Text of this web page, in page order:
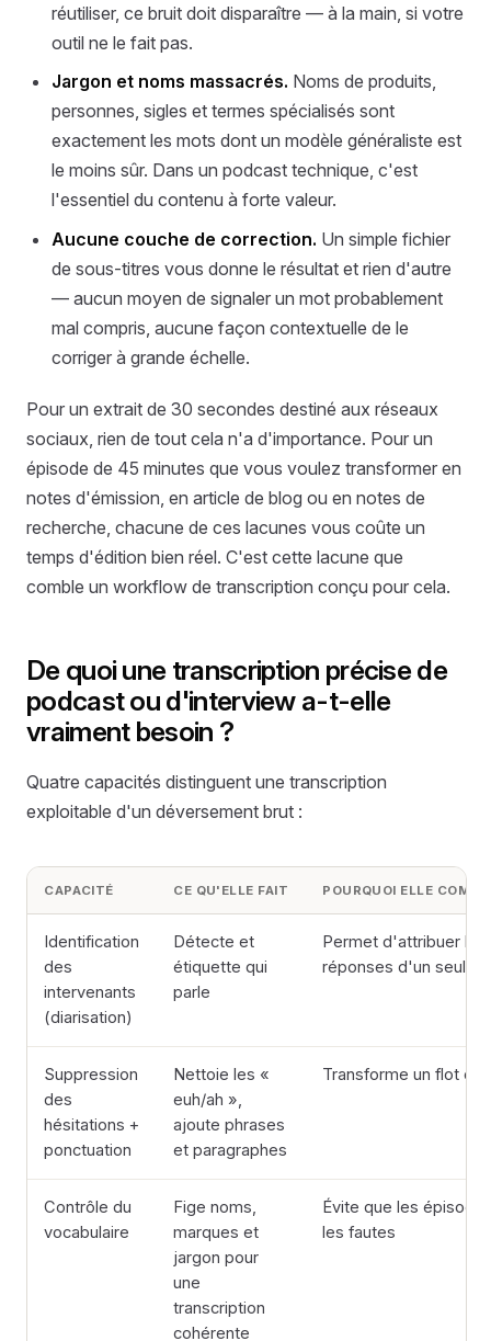
réutiliser, ce bruit doit disparaître — à la main, si votre
outil ne le fait pas.
Jargon et noms massacrés. Noms de produits,
personnes, sigles et termes spécialisés sont
exactement les mots dont un modèle généraliste est
le moins sûr. Dans un podcast technique, c'est
l'essentiel du contenu à forte valeur.
Aucune couche de correction. Un simple fichier
de sous-titres vous donne le résultat et rien d'autre
— aucun moyen de signaler un mot probablement
mal compris, aucune façon contextuelle de le
corriger à grande échelle.
Pour un extrait de 30 secondes destiné aux réseaux
sociaux, rien de tout cela n'a d'importance. Pour un
épisode de 45 minutes que vous voulez transformer en
notes d'émission, en article de blog ou en notes de
recherche, chacune de ces lacunes vous coûte un
temps d'édition bien réel. C'est cette lacune que
comble un workflow de transcription conçu pour cela.
De quoi une transcription précise de
podcast ou d'interview a-t-elle
vraiment besoin ?
Quatre capacités distinguent une transcription
exploitable d'un déversement brut :
CAPACITÉ CE QU'ELLE FAIT POURQUOI ELLE
Identification
des
intervenants
(diarisation)
Détecte et
étiquette qui
parle
Permet d'attribuer
réponses d'un seul
Suppression
des
hésitations +
ponctuation
Nettoie les «
euh/ah »,
ajoute phrases
et paragraphes
Transforme un flot
Contrôle du
vocabulaire
Fige noms,
marques et
jargon pour
une
transcription
cohérente
Évite que les
les fautes